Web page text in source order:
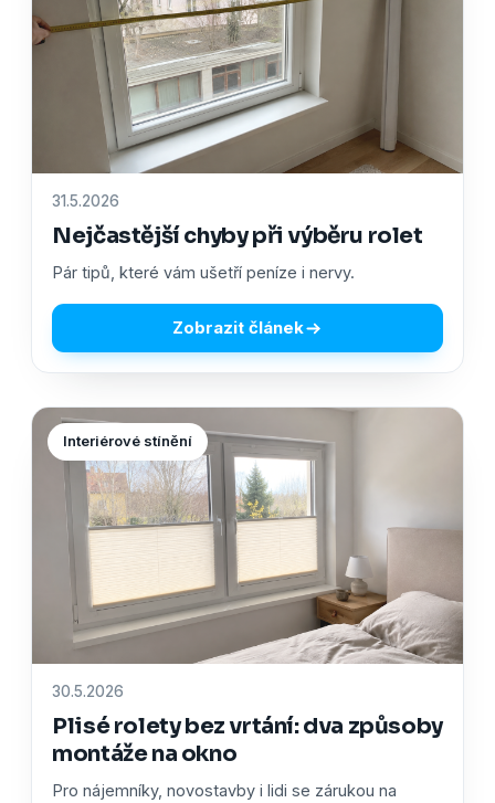
31.5.2026
Nejčastější chyby při výběru rolet
Pár tipů, které vám ušetří peníze i nervy.
Zobrazit článek
Interiérové stínění
30.5.2026
Plisé rolety bez vrtání: dva způsoby
montáže na okno
Pro nájemníky, novostavby i lidi se zárukou na